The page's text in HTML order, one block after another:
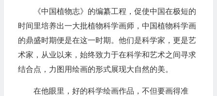
《中国植物志》的编纂工程，促使中国在极短的
时间里培养出一大批植物科学画师，中国植物科学画
的鼎盛时期便是在这一时期。他们是科学家，更是艺
术家，从业以来，始终致力于在科学和艺术之间寻求
结合点，力图用绘画的形式展现大自然的美。
在他眼里，好的科学绘画作品，不但要画得准